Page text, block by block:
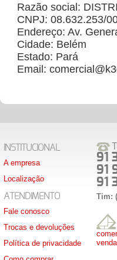
Razão social:
CNPJ: 08.632.253/
Endereço: Av.
Cidade: Belém
Estado: Pará
Email:
INSTITUCIONAL
A empresa
Localização
ATENDIMENTO
Fale conosco
Trocas e devoluções
Política de privacidade
91
91
91
Tim: